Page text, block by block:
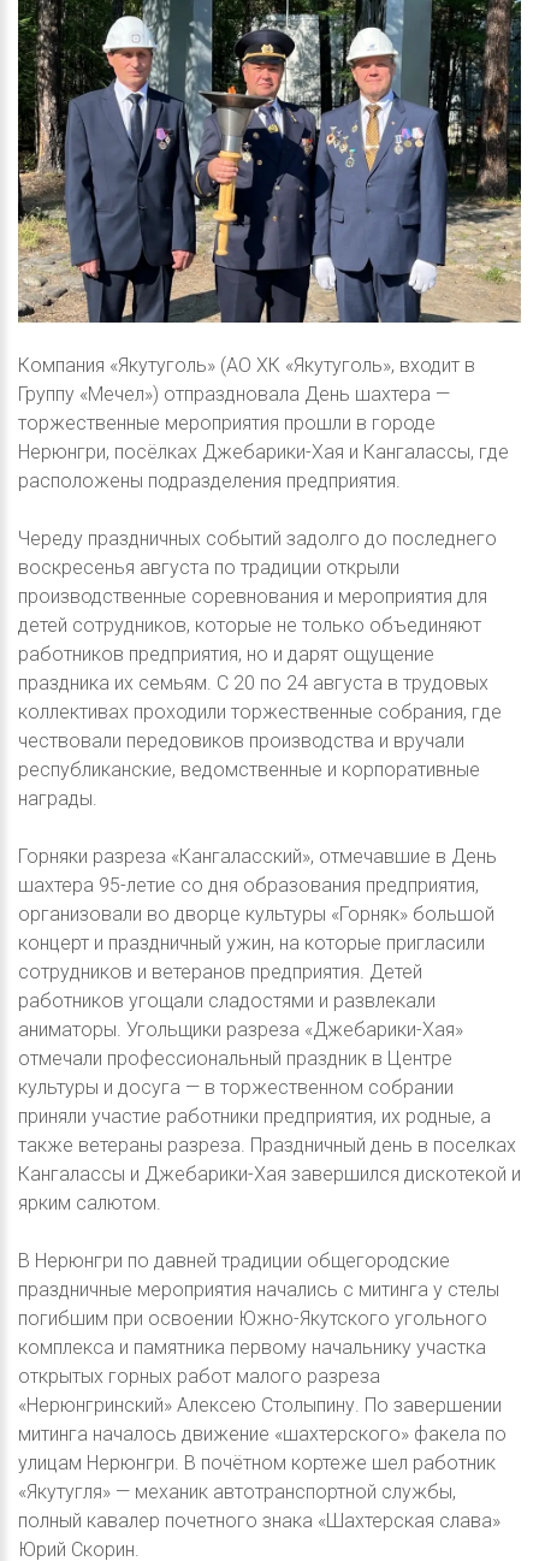
Компания «Якутуголь» (АО ХК «Якутуголь», входит в
Группу «Мечел») отпраздновала День шахтера —
торжественные мероприятия прошли в городе
Нерюнгри, посёлках Джебарики-Хая и Кангалассы, где
расположены подразделения предприятия.
Череду праздничных событий задолго до последнего
воскресенья августа по традиции открыли
производственные соревнования и мероприятия для
детей сотрудников, которые не только объединяют
работников предприятия, но и дарят ощущение
праздника их семьям. С 20 по 24 августа в трудовых
коллективах проходили торжественные собрания, где
чествовали передовиков производства и вручали
республиканские, ведомственные и корпоративные
награды.
Горняки разреза «Кангаласский», отмечавшие в День
шахтера 95-летие со дня образования предприятия,
организовали во дворце культуры «Горняк» большой
концерт и праздничный ужин, на которые пригласили
сотрудников и ветеранов предприятия. Детей
работников угощали сладостями и развлекали
аниматоры. Угольщики разреза «Джебарики-Хая»
отмечали профессиональный праздник в Центре
культуры и досуга — в торжественном собрании
приняли участие работники предприятия, их родные, а
также ветераны разреза. Праздничный день в поселках
Кангалассы и Джебарики-Хая завершился дискотекой и
ярким салютом.
В Нерюнгри по давней традиции общегородские
праздничные мероприятия начались с митинга у стелы
погибшим при освоении Южно-Якутского угольного
комплекса и памятника первому начальнику участка
открытых горных работ малого разреза
«Нерюнгринский» Алексею Столыпину. По завершении
митинга началось движение «шахтерского» факела по
улицам Нерюнгри. В почётном кортеже шел работник
«Якутугля» — механик автотранспортной службы,
полный кавалер почетного знака «Шахтерская слава»
Юрий Скорин.